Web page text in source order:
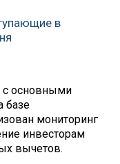
в
с основными
базе
мониторинг
инвесторам
вычетов.